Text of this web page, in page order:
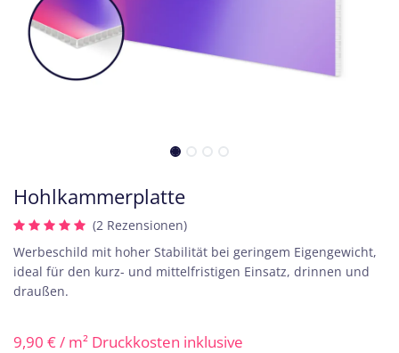
Hohlkammerplatte
(2 Rezensionen)
Werbeschild mit hoher Stabilität bei geringem Eigengewicht,
ideal für den kurz- und mittelfristigen Einsatz, drinnen und
draußen.
9,90 €/ m² Druckkosten inklusive